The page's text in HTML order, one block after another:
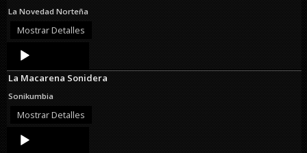
La Novedad Norteña
Mostrar Detalles
Audio
Player
La Macarena Sonidera
Sonikumbia
Mostrar Detalles
Audio
Player